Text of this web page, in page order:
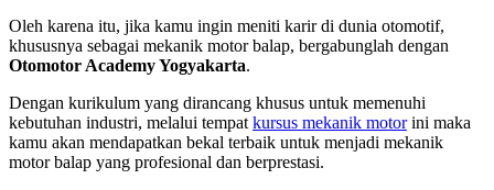
Oleh karena itu, jika kamu ingin meniti karir di dunia otomotif,
khususnya sebagai mekanik motor balap, bergabunglah dengan
Otomotor Academy Yogyakarta.
Dengan kurikulum yang dirancang khusus untuk memenuhi
kebutuhan industri, melalui tempat kursus mekanik motorini maka
kamu akan mendapatkan bekal terbaik untuk menjadi mekanik
motor balap yang profesional dan berprestasi.